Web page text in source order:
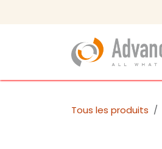
Tous les produits